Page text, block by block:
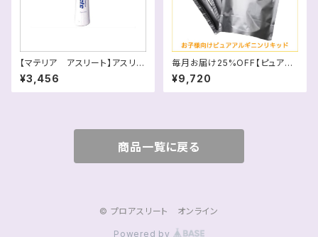
【マテリア アスリート】アスリー
トプロのライト版 練習後の筋
肉・関節のケア
¥3,456
毎月お届け25%OFF【ピュアア
ルギニンリキッド(30包)】スマホ
は画像を横に
¥9,720
商品一覧に戻る
© プロアスリート オンライン
Powered by